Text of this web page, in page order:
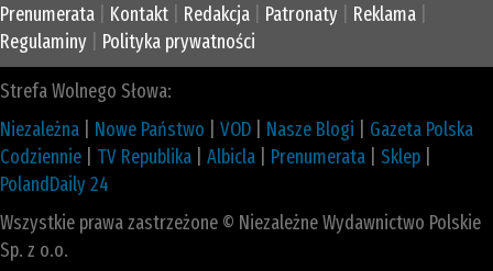
Prenumerata Kontakt Redakcja Patronaty Reklama
Regulaminy
Polityka prywatności
Strefa Wolnego Słowa:
Niezależna
Nowe Państwo VOD Nasze Blogi
Gazeta Polska
Codziennie
TV Republika Albicla Prenumerata Sklep
PolandDaily 24
Wszystkie prawa zastrzeżone © Niezależne Wydawnictwo Polskie
Sp. z o.o.